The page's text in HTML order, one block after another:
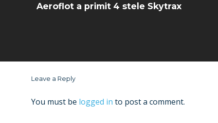
Aeroflot a primit 4 stele Skytrax
Leave a Reply
You must be logged in to post a comment.